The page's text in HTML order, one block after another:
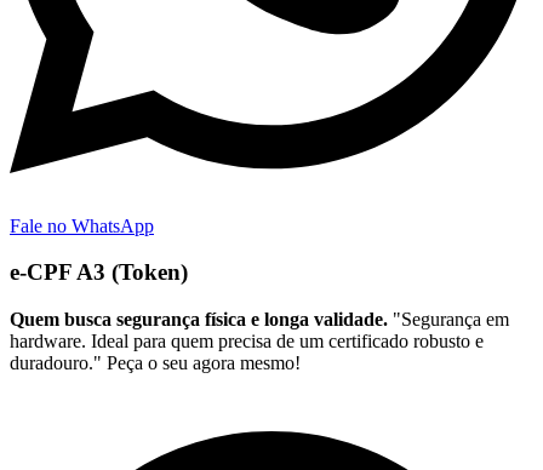
Fale no WhatsApp
e-CPF A3 (Token)
Quem busca segurança física e longa validade. "Segurança em
hardware. Ideal para quem precisa de um certificado robusto e
duradouro." Peça o seu agora mesmo!